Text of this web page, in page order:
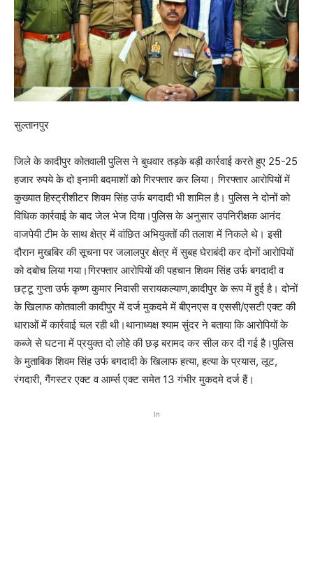
सुल्तानपुर
जिले के कादीपुर कोतवाली पुलिस ने बुधवार तड़के बड़ी कार्रवाई करते हुए 25-25
हजार रुपये के दो इनामी बदमाशों को गिरफ्तार कर लिया। गिरफ्तार आरोपियों में
कुख्यात हिस्ट्रीशीटर शिवम सिंह उर्फ बगदादी भी शामिल है। पुलिस ने दोनों को
विधिक कार्रवाई के बाद जेल भेज दिया।पुलिस के अनुसार उपनिरीक्षक आनंद
वाजपेयी टीम के साथ क्षेत्र में वांछित अभियुक्तों की तलाश में निकले थे। इसी
दौरान मुखबिर की सूचना पर जलालपुर क्षेत्र में सुबह घेराबंदी कर दोनों आरोपियों
को दबोच लिया गया।गिरफ्तार आरोपियों की पहचान शिवम सिंह उर्फ बगदादी व
छट्टू गुप्ता उर्फ कृष्ण कुमार निवासी सरायकल्याण,कादीपुर के रूप में हुई है। दोनों
के खिलाफ कोतवाली कादीपुर में दर्ज मुकदमे में बीएनएस व एससी/एसटी एक्ट की
धाराओं में कार्रवाई चल रही थी।थानाध्यक्ष श्याम सुंदर ने बताया कि आरोपियों के
कब्जे से घटना में प्रयुक्त दो लोहे की छड़ बरामद कर सील कर दी गई है।पुलिस
के मुताबिक शिवम सिंह उर्फ बगदादी के खिलाफ हत्या, हत्या के प्रयास, लूट,
रंगदारी, गैंगस्टर एक्ट व आर्म्स एक्ट समेत 13 गंभीर मुकदमे दर्ज हैं।
In